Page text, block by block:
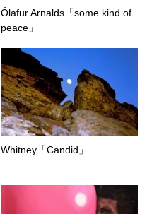
Ólafur Arnalds「some kind of
peace」
Whitney「Candid」